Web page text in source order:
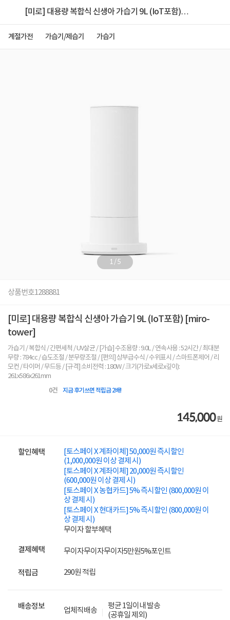
[미로] 대용량 복합식 신생아 가습기 9L (IoT포함)
계절가전 가습기/제습기 가습기
1/5
상품번호1288881
[미로] 대용량 복합식 신생아 가습기 9L (IoT포함) [miro-
tower]
가습기 / 복합식 / 간편세척 / UV살균 / [가습] 수조용량 : 9.0L / 연속사용 : 52시간 / 최대분
무량 : 784cc / 습도조절 / 분무량조절 / [편의] 상부급수식 / 수위표시 / 스마트폰제어 / 리
모컨 / 타이머 / 무드등 / [규격] 소비전력 : 180W / 크기(가로x세로x깊이):
261x586x261mm
0건 지금 후기쓰면 적립금 2배!
145,000원
할인혜택
[토스페이 X 계좌이체] 50,000원 즉시할인
(1,000,000원 이상 결제 시)
[토스페이 X 계좌이체] 20,000원 즉시할인
(600,000원 이상 결제 시)
[토스페이 X 농협카드] 5% 즉시할인 (800,000원 이
상 결제 시)
[토스페이 X 현대카드] 5% 즉시할인 (800,000원 이
상 결제 시)
무이자 할부혜택
결제혜택 무이자무이자무이자5만원5%포인트
적립금 290원 적립
배송정보 업체직배송
평균 1일이내 발송
(공휴일 제외)